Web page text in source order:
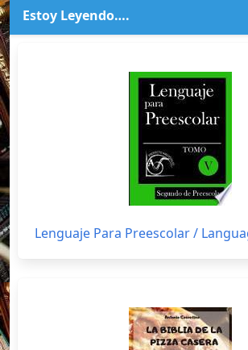
Estoy Leyendo….
Lenguaje Para Preescolar /